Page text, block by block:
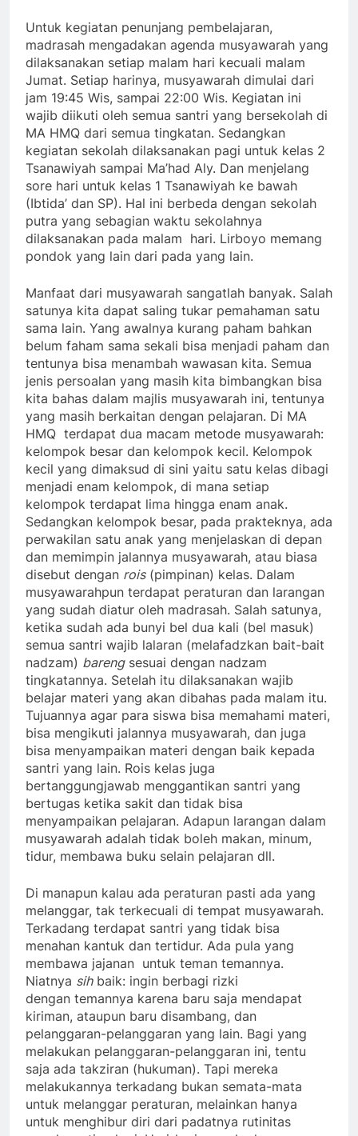
Untuk kegiatan penunjang pembelajaran,
madrasah mengadakan agenda musyawarah yang
dilaksanakan setiap malam hari kecuali malam
Jumat. Setiap harinya, musyawarah dimulai dari
jam 19:45 Wis, sampai 22:00 Wis. Kegiatan ini
wajib diikuti oleh semua santri yang bersekolah di
MA HMQ dari semua tingkatan. Sedangkan
kegiatan sekolah dilaksanakan pagi untuk kelas 2
Tsanawiyah sampai Ma’had Aly. Dan menjelang
sore hari untuk kelas 1 Tsanawiyah ke bawah
(Ibtida’ dan SP). Hal ini berbeda dengan sekolah
putra yang sebagian waktu sekolahnya
dilaksanakan pada malam hari. Lirboyo memang
pondok yang lain dari pada yang lain.
Manfaat dari musyawarah sangatlah banyak. Salah
satunya kita dapat saling tukar pemahaman satu
sama lain. Yang awalnya kurang paham bahkan
belum faham sama sekali bisa menjadi paham dan
tentunya bisa menambah wawasan kita. Semua
jenis persoalan yang masih kita bimbangkan bisa
kita bahas dalam majlis musyawarah ini, tentunya
yang masih berkaitan dengan pelajaran. Di MA
HMQ terdapat dua macam metode musyawarah:
kelompok besar dan kelompok kecil. Kelompok
kecil yang dimaksud di sini yaitu satu kelas dibagi
menjadi enam kelompok, di mana setiap
kelompok terdapat lima hingga enam anak.
Sedangkan kelompok besar, pada prakteknya, ada
perwakilan satu anak yang menjelaskan di depan
dan memimpin jalannya musyawarah, atau biasa
disebut dengan rois(pimpinan) kelas. Dalam
musyawarahpun terdapat peraturan dan larangan
yang sudah diatur oleh madrasah. Salah satunya,
ketika sudah ada bunyi bel dua kali (bel masuk)
semua santri wajib lalaran (melafadzkan bait-bait
nadzam) barengsesuai dengan nadzam
tingkatannya. Setelah itu dilaksanakan wajib
belajar materi yang akan dibahas pada malam itu.
Tujuannya agar para siswa bisa memahami materi,
bisa mengikuti jalannya musyawarah, dan juga
bisa menyampaikan materi dengan baik kepada
santri yang lain. Rois kelas juga
bertanggungjawab menggantikan santri yang
bertugas ketika sakit dan tidak bisa
menyampaikan pelajaran. Adapun larangan dalam
musyawarah adalah tidak boleh makan, minum,
tidur, membawa buku selain pelajaran dll.
Di manapun kalau ada peraturan pasti ada yang
melanggar, tak terkecuali di tempat musyawarah.
Terkadang terdapat santri yang tidak bisa
menahan kantuk dan tertidur. Ada pula yang
membawa jajanan untuk teman temannya.
Niatnya sihbaik: ingin berbagi rizki
dengan temannya karena baru saja mendapat
kiriman, ataupun baru disambang, dan
pelanggaran-pelanggaran yang lain. Bagi yang
melakukan pelanggaran-pelanggaran ini, tentu
saja ada takziran (hukuman). Tapi mereka
melakukannya terkadang bukan semata-mata
untuk melanggar peraturan, melainkan hanya
untuk menghibur diri dari padatnya rutinitas